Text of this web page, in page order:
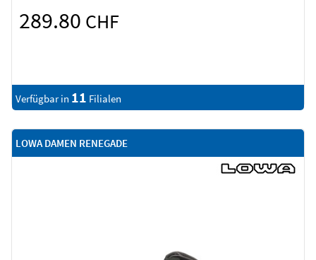
289.80 CHF
Verfügbar in 11 Filialen
LOWA DAMEN RENEGADE